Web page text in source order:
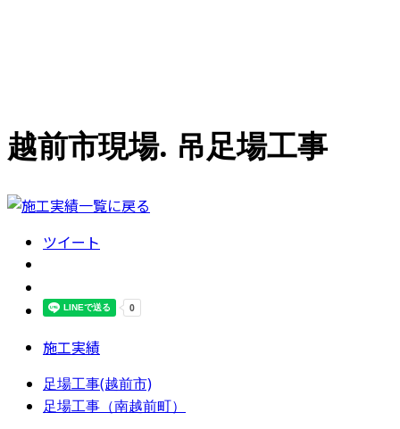
越前市現場. 吊足場工事
ツイート
施工実績
足場工事(越前市)
足場工事（南越前町）